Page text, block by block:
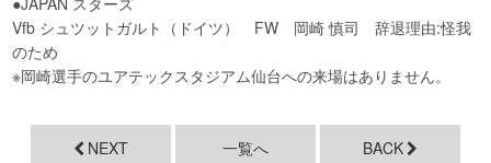
Vfb シュツットガルト（ドイツ） FW 岡崎 慎司 辞退理由:怪我
のため
※岡崎選手のユアテックスタジアム仙台への来場はありません。
NEXT 一覧へ BACK